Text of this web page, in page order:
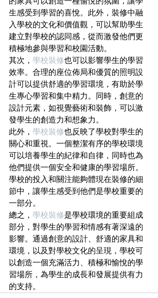
生感受到學習的喜悅。此外，裝修中融
入學校的文化和價值觀，可以幫助學生
建立對學校的認同感，從而激發他們更
積極地參與學習和校園活動。
其次， 學校裝修也可以影響學生的學習
效率。合理的座位佈局和優質的照明設
計可以提供舒適的學習環境，有助於學
生專心學習和集中精力。同時，創意的
設計元素，如視覺藝術和裝飾，可以激
發學生的創造力和想象力。
此外， 學校裝修也反映了學校對學生的
關心和重視。一個整潔有序的學校環境
可以培養學生的紀律和自律，同時也為
他們提供一個安全和健康的學習場所。
學校的投入和關注能夠體現在裝修的細
節中，讓學生感受到他們是學校重要的
一部分。
總之， 學校裝修是學校環境的重要組成
部分，對學生的學習和情感有著深遠的
影響。通過創意的設計、舒適的家具和
環境，以及對學校文化的呈現，學校可
以創造一個充滿活力、積極和愉悅的學
習場所，為學生的成長和發展提供有力
的支持。